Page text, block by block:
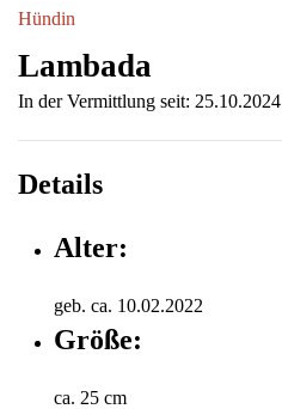
Hündin
Lambada
In der Vermittlung seit: 25.10.2024
Details
Alter:
geb. ca. 10.02.2022
Größe:
ca. 25 cm